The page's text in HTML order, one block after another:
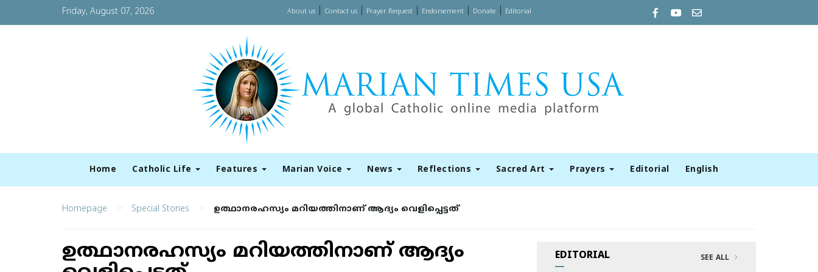
Friday, August 07, 2026 About us| Contact us| Prayer Request| Endorsement| Donate Editorial
Home Catholic Life Features Marian Voice News Reflections Sacred Art Prayers Editorial English
Homepage > Special Stories > ഉത്ഥാനരഹസ്യം മറിയത്തിനാണ് ആദ്യം വെളിപ്പെട്ടത്
ഉത്ഥാനരഹസ്യം മറിയത്തിനാണ് ആദ്യം
EDITORIAL SEE ALL